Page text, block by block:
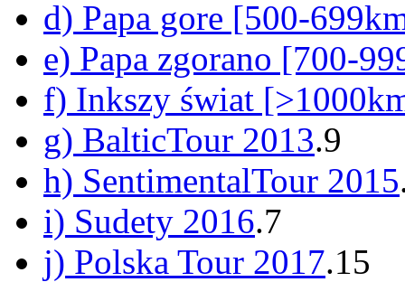
d) Papa gore [500-
e) Papa zgorano [700-
f) Inkszy świat
g) BalticTour 2013.9
h) SentimentalTour 2015
i) Sudety 2016.7
j) Polska Tour 2017.15